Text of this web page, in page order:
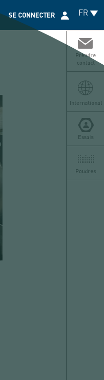
FR
utilisateur
SE CONNECTER
Prendre
contact
International
Essais
Poudres